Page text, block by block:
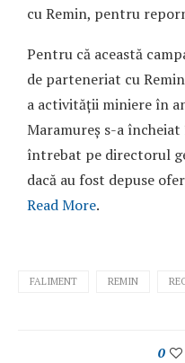
cu Remin, pentru
Pentru că această
de parteneriat cu
a activității miniere în
Maramureș s-a
întrebat pe directorul
dacă au fost depuse
Read More.
FALIMENT REMIN
0